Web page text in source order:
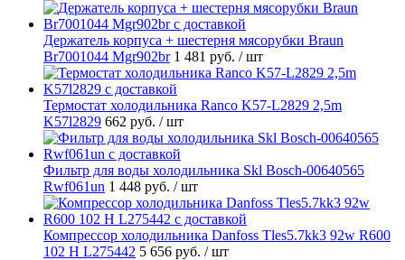
Держатель корпуса + шестерня мясорубки Braun
Br7001044 Mgr902br 1 481 руб. / шт
Термостат холодильника Ranco K57-L2829 2,5m
K57l2829 662 руб. / шт
Фильтр для воды холодильника Skl Bosch-00640565
Rwf061un 1 448 руб. / шт
Компрессор холодильника Danfoss Tles5.7kk3 92w R600
102 H L275442 5 656 руб. / шт